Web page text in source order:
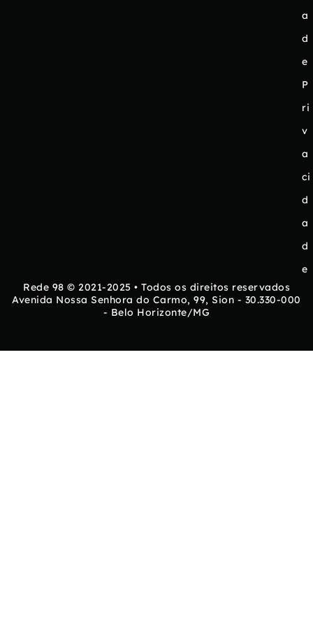
a
d
e
P
ri
v
a
ci
d
a
d
e
Rede 98 © 2021-2025 • Todos os direitos reservados
Avenida Nossa Senhora do Carmo, 99, Sion - 30.330-000
- Belo Horizonte/MG